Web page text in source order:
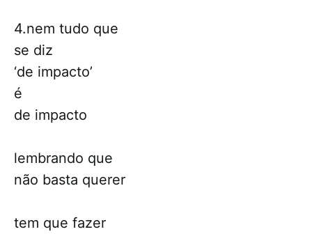
4.nem tudo que
se diz
‘de impacto’
é
de impacto
lembrando que
não basta querer
tem que fazer